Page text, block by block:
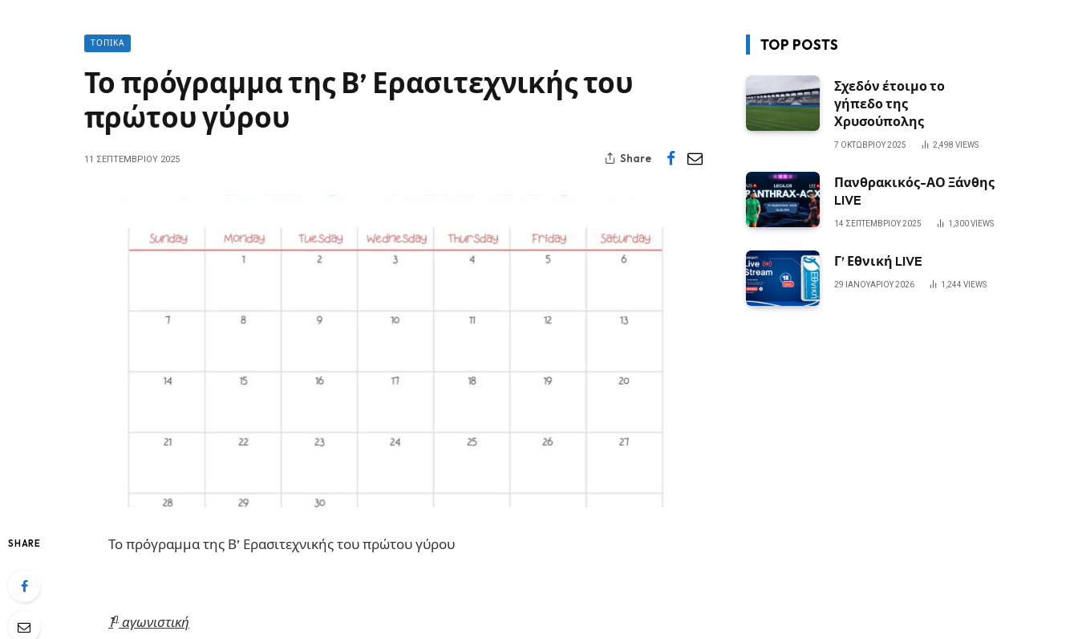
ΤΟΠΙΚΆ
Το πρόγραμμα της Β’ Ερασιτεχνικής του
πρώτου γύρου
11 ΣΕΠΤΕΜΒΡΊΟΥ 2025 Share
SHARE Το πρόγραμμα της Β’ Ερασιτεχνικής του πρώτου γύρου
1η αγωνιστική
TOP POSTS
Σχεδόν έτοιμο το
γήπεδο της
Χρυσούπολης
7 ΟΚΤΩΒΡΊΟΥ 2025 2,498 VIEWS
Πανθρακικός-ΑΟ Ξάνθης
LIVE
14 ΣΕΠΤΕΜΒΡΊΟΥ 2025 1,300VIEWS
Γ’ Εθνική LIVE
29 ΙΑΝΟΥΑΡΊΟΥ 2026 1,244 VIEWS